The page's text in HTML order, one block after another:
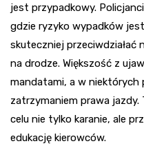
jest przypadkowy.
gdzie ryzyko wypadków
skuteczniej przeciwdziałać
na drodze. Większość z
mandatami, a w niektórych
zatrzymaniem prawa jazdy.
celu nie tylko karanie, ale
edukację kierowców.